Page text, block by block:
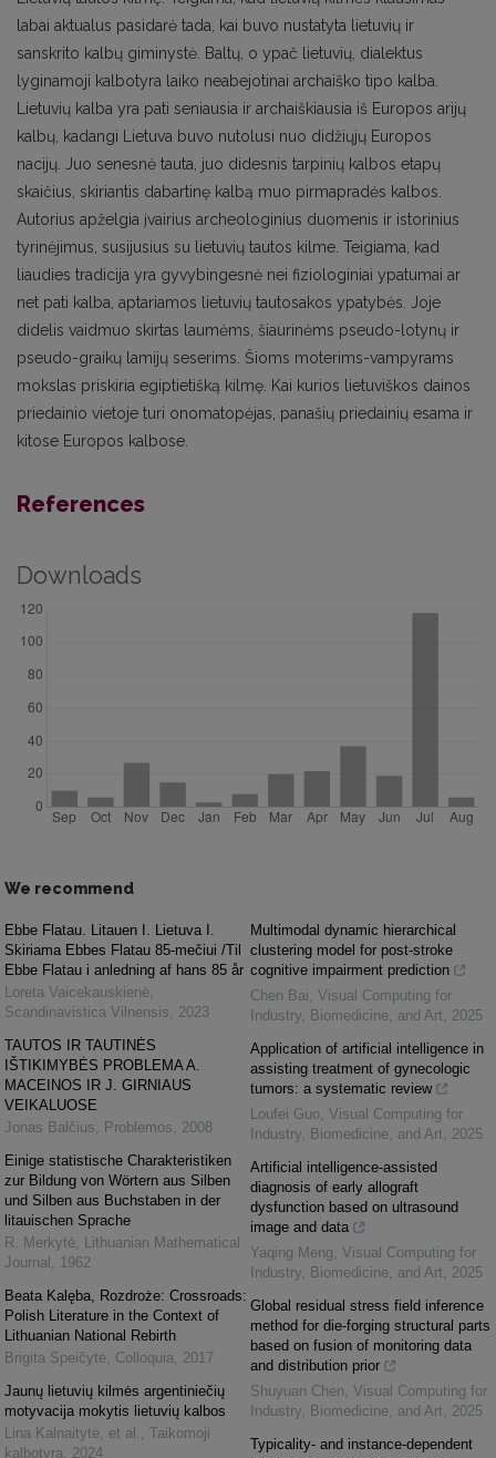
labai aktualus pasidarė tada, kai buvo nustatyta lietuvių ir
sanskrito kalbų giminystė. Baltų, o ypač lietuvių, dialektus
lyginamoji kalbotyra laiko neabejotinai archaiško tipo kalba.
Lietuvių kalba yra pati seniausia ir archaiškiausia iš Europos arijų
kalbų, kadangi Lietuva buvo nutolusi nuo didžiųjų Europos
nacijų. Juo senesnė tauta, juo didesnis tarpinių kalbos etapų
skaičius, skiriantis dabartinę kalbą muo pirmapradės kalbos.
Autorius apželgia įvairius archeologinius duomenis ir istorinius
tyrinėjimus, susijusius su lietuvių tautos kilme. Teigiama, kad
liaudies tradicija yra gyvybingesnė nei fiziologiniai ypatumai ar
net pati kalba, aptariamos lietuvių tautosakos ypatybės. Joje
didelis vaidmuo skirtas laumėms, šiaurinėms pseudo-lotynų ir
pseudo-graikų lamijų seserims. Šioms moterims-vampyrams
mokslas priskiria egiptietišką kilmę. Kai kurios lietuviškos dainos
priedainio vietoje turi onomatopėjas, panašių priedainių esama ir
kitose Europos kalbose.
References
Downloads
We recommend
Ebbe Flatau. Litauen I. Lietuva I.
Skiriama Ebbes Flatau 85-mečiui /Til
Ebbe Flatau i anledning af hans 85 år
Loreta Vaicekauskienė
Scandinavistica Vilnensis
2023
TAUTOS IR TAUTINĖS
IŠTIKIMYBĖS PROBLEMA A.
MACEINOS IR J. GIRNIAUS
VEIKALUOSE
Jonas Balčius
Problemos
2008
Einige statistische Charakteristiken
zur Bildung von Wörtern aus Silben
und Silben aus Buchstaben in der
litauischen Sprache
R. Merkytė
Lithuanian Mathematical
Journal
1962
Beata Kalęba, Rozdroże: Crossroads:
Polish Literature in the Context of
Lithuanian National Rebirth
Brigita Speičytė Colloquia
2017
Jaunų lietuvių kilmės argentiniečių
motyvacija mokytis lietuvių kalbos
Lina Kalnaitytė, et al.
Taikomoji
kalbotyra
2024
Multimodal dynamic hierarchical
clustering model for post-stroke
cognitive impairment prediction
Chen Bai Visual Computing for
Industry, Biomedicine, and Art
2025
Application of artificial intelligence in
assisting treatment of gynecologic
tumors: a systematic review
Loufei Guo Visual Computing for
Industry, Biomedicine, and Art
2025
Artificial intelligence-assisted
diagnosis of early allograft
dysfunction based on ultrasound
image and data
Yaqing Meng Visual Computing for
Industry, Biomedicine, and Art
2025
Global residual stress field inference
method for die-forging structural parts
based on fusion of monitoring data
and distribution prior
Shuyuan Chen Visual Computing for
Industry, Biomedicine, and Art
2025
Typicality- and instance-dependent